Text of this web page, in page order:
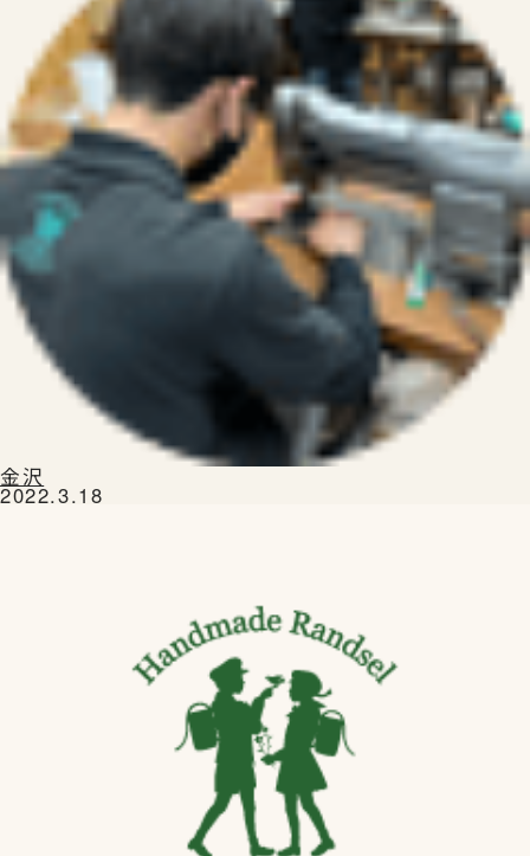
生田ランドセルにふれる
ランドセルの選びかた
お知らせ
公式SNS
Instagram Facebook
金沢
2022.3.18